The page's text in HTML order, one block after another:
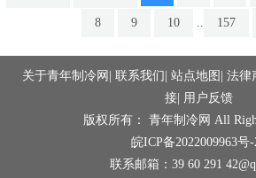
8 9 10 .. 157
关于青年制冷网 联系我们 站点地图 法律
接| 用户反馈
版权所有： 青年制冷网 All
皖ICP备2022009963号-
联系邮箱：39 60 291